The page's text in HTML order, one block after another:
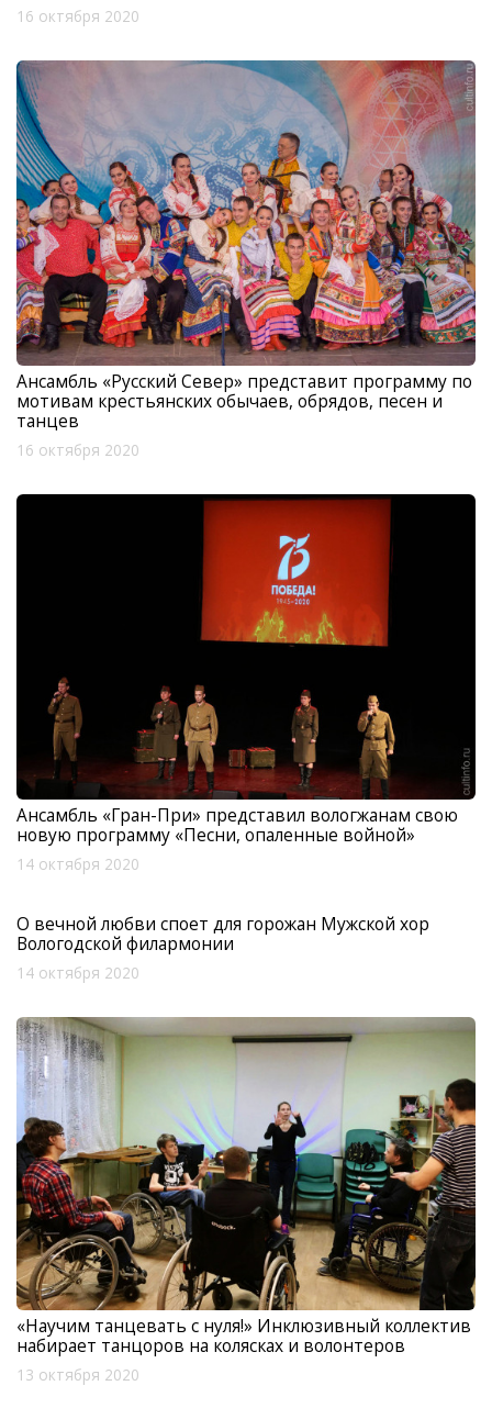
16 октября 2020
Ансамбль «Русский Север» представит программу по
мотивам крестьянских обычаев, обрядов, песен и
танцев
16 октября 2020
Ансамбль «Гран-При» представил вологжанам свою
новую программу «Песни, опаленные войной»
14 октября 2020
О вечной любви споет для горожан Мужской хор
Вологодской филармонии
14 октября 2020
«Научим танцевать с нуля!» Инклюзивный коллектив
набирает танцоров на колясках и волонтеров
13 октября 2020